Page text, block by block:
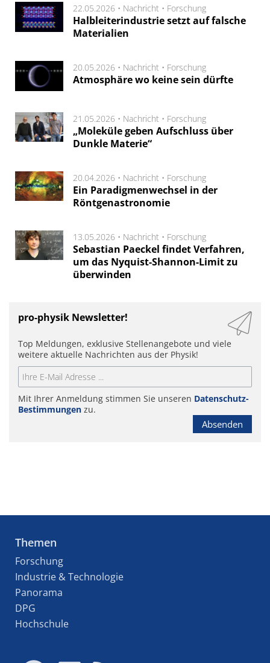
22.05.2026 • Nachricht • Forschung
Halbleiterindustrie setzt auf falsche
Materialien
20.05.2026 • Nachricht • Forschung
Atmosphäre wo keine sein dürfte
21.05.2026 • Nachricht • Forschung
„Moleküle geben Aufschluss über
Dunkle Materie“
20.04.2026 • Nachricht • Forschung
Ein Paradigmenwechsel in der
Röntgenastronomie
13.05.2026 • Nachricht • Forschung
Sebastian Paeckel findet Verfahren,
um das Nyquist-Shannon-Limit zu
überwinden
pro-physik Newsletter!
Top Meldungen, exklusive Stellenangebote und viele
weitere aktuelle Nachrichten aus der Physik!
Mit Ihrer Anmeldung stimmen Sie unseren Datenschutz-
Bestimmungen zu.
Absenden
Themen
Forschung
Industrie & Technologie
Panorama
DPG
Hochschule